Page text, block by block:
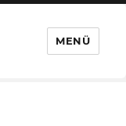
MENÜ